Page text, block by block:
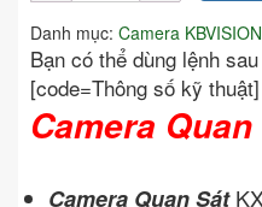
Danh mục: Camera
Bạn có thể dùng lệnh
[code=Thông số kỹ thuật]
Camera
Camera Quan Sát